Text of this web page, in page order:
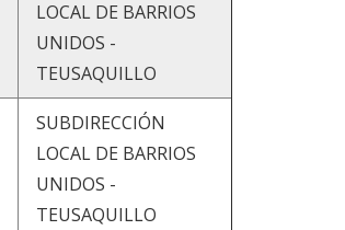
LOCAL DE BARRIOS
UNIDOS -
TEUSAQUILLO
SUBDIRECCIÓN
LOCAL DE BARRIOS
UNIDOS -
TEUSAQUILLO